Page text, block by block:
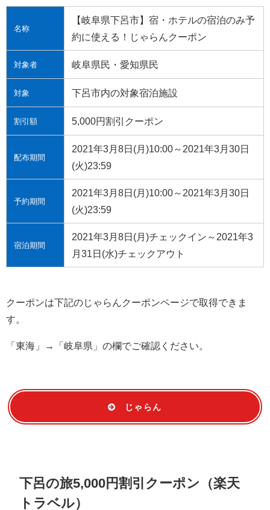
名称
【岐阜県下呂市】宿・ホテルの宿泊のみ予
約に使える！じゃらんクーポン
対象者 岐阜県民・愛知県民
対象 下呂市内の対象宿泊施設
割引額 5,000円割引クーポン
配布期間
2021年3月8日(月)10:00～ 2021年3月30日
(火)23:59
予約期間
2021年3月8日(月)10:00～ 2021年3月30日
(火)23:59
宿泊期間
2021年3月8日(月)チェックイン～ 2021年3
月31日(水)チェックアウト
クーポンは下記のじゃらんクーポンページで取得できま
す。
「東海」→「岐阜県」の欄でご確認ください。
じゃらん
下呂の旅5,000円割引クーポン（楽天
トラベル）